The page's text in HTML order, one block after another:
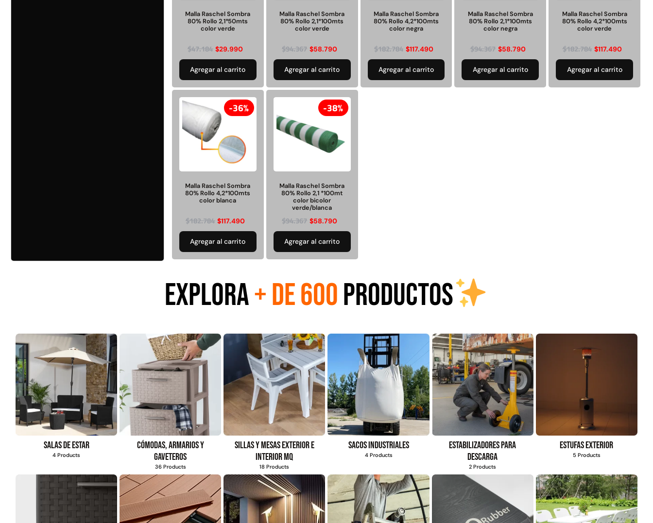
Malla Raschel Sombra
80% Rollo 2,1*50mts
color verde
$47.184 $29.990
Agregar al carrito
Malla Raschel Sombra
80% Rollo 2,1*100mts
color verde
$94.367 $58.790
Agregar al carrito
Malla Raschel Sombra
80% Rollo 4,2*100mts
color negra
$182.784 $117.490
Agregar al carrito
Malla Raschel Sombra
80% Rollo 2,1*100mts
color negra
$94.367 $58.790
Agregar al carrito
Malla Raschel Sombra
80% Rollo 4,2*100mts
color verde
$182.784 $117.490
Agregar al carrito
36%
Malla Raschel Sombra
80% Rollo 4,2*100mts
color blanca
$182.784 $117.490
Agregar al carrito
38%
Malla Raschel Sombra
80% Rollo 2,1 *100mt
color bicolor
verde/blanca
$94.367 $58.790
Agregar al carrito
EXPLORA+ DE 600PRODUCTOS
Salas de estar
4 Products
Cómodas, armarios y
gaveteros
36 Products
Sillas y mesas exterior e
interior MQ
18 Products
Sacos industriales
4 Products
Estabilizadores para
descarga
2 Products
Estufas exterior
5 Products
Hidráulica carga 10ton
11.790.000
Agregar al
carrito
QplayGround
Leer más
QplayGround
Leer más
QplayGround
4.790.000
Agregar al
carrito
QplayGround
Leer más
4.415.700
37%
Juego Modular 03
5.987.128
$3.790.990
carrito
$
Agregar al
carrito
Pasto sintético
ornamental Importado
USA: Paradise
densidad 42mm Rollo
4,57*15,24mts
$1.427.544
Leer más
38%
Apilador manual
ancho ajustable
Capacidad 1tn Lev.
2,5mts
$1.875.535
$1.167.990
Agregar al
carrito
49%
Pasto sintético
ornamental Importado
USA: Summer
densidad 35mm Rollo
4,57*30,48mts
2.002.243
Leer más
22%
Empaquetadura 1/4"
6.4mm hypalon sin
1.192.666
930.490
Agregar al
carrito
Empaquetadura 3/16"
4.8mm neopreno con
803.797
carrito